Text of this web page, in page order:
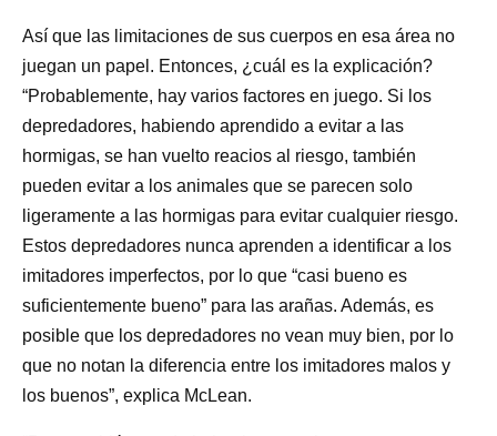
Así que las limitaciones de sus cuerpos en esa área no
juegan un papel. Entonces, ¿cuál es la explicación?
“Probablemente, hay varios factores en juego. Si los
depredadores, habiendo aprendido a evitar a las
hormigas, se han vuelto reacios al riesgo, también
pueden evitar a los animales que se parecen solo
ligeramente a las hormigas para evitar cualquier riesgo.
Estos depredadores nunca aprenden a identificar a los
imitadores imperfectos, por lo que “casi bueno es
suficientemente bueno” para las arañas. Además, es
posible que los depredadores no vean muy bien, por lo
que no notan la diferencia entre los imitadores malos y
los buenos”, explica McLean.